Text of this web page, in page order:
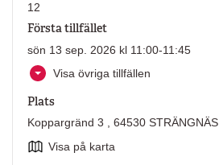
12
Första tillfället
sön 13 sep. 2026 kl 11:00-11:45
Visa övriga tillfällen
Plats
Koppargränd 3 , 64530 STRÄNGNÄS
Visa på karta